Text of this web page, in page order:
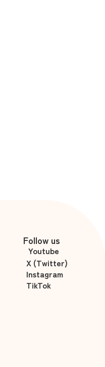
Follow us
Youtube
X (Twitter)
Instagram
TikTok